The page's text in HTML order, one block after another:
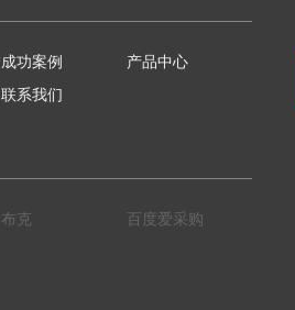
成功案例
产品中心
联系我们
布克
百度爱采购